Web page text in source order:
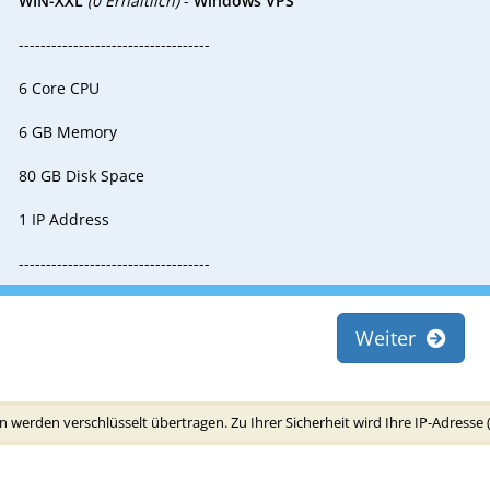
-----------------------------------
6 Core CPU
6 GB Memory
80 GB Disk Space
1 IP Address
-----------------------------------
Weiter
werden verschlüsselt übertragen. Zu Ihrer Sicherheit wird Ihre IP-Adresse (